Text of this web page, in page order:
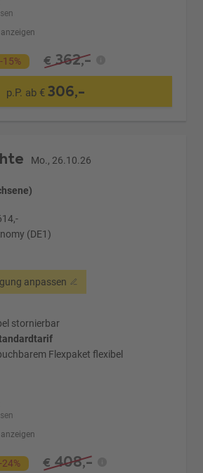
-15% € 362,-
p.P. ab € 306,-
Mo., 26.10.26
(DE1)
anpassen
stornierbar
Flexpaket flexibel
-24% € 408,-